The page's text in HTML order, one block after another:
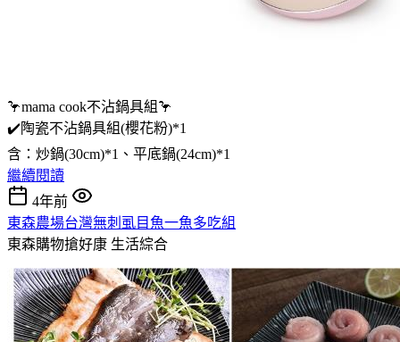
🦩mama cook不沾鍋具組🦩
✔️陶瓷不沾鍋具組(櫻花粉)*1
含：炒鍋(30cm)*1、平底鍋(24cm)*1
繼續閱讀
4年前
東森農場台灣無刺虱目魚一魚多吃組
東森購物搶好康 生活綜合